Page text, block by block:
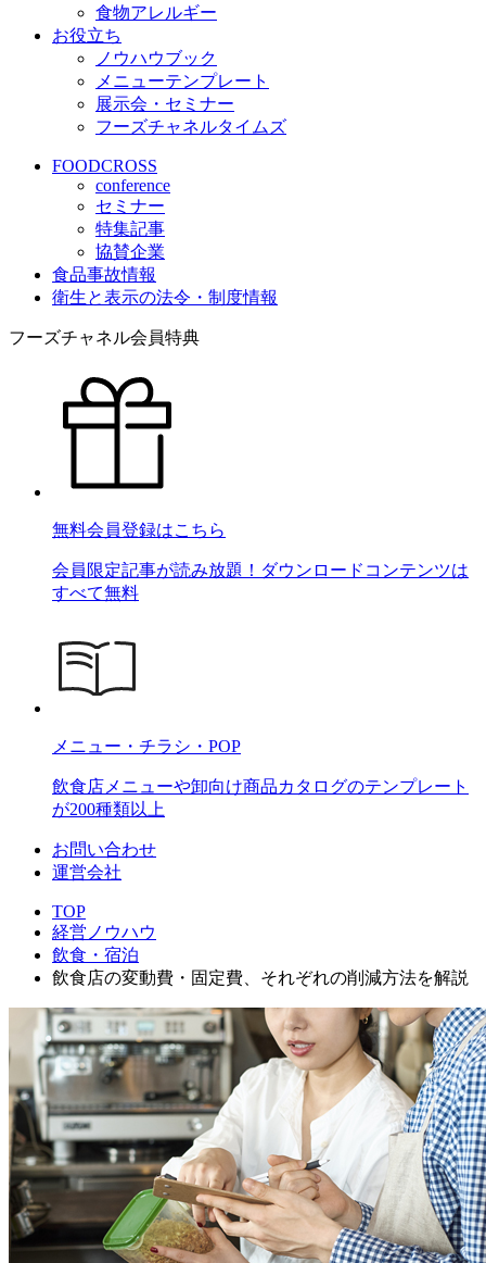
食物アレルギー
お役立ち
ノウハウブック
メニューテンプレート
展示会・セミナー
フーズチャネルタイムズ
FOODCROSS
conference
セミナー
特集記事
協賛企業
食品事故情報
衛生と表示の法令・制度情報
フーズチャネル会員特典
無料会員登録はこちら
会員限定記事が読み放題！ダウンロードコンテンツは
すべて無料
メニュー・チラシ・POP
飲食店メニューや卸向け商品カタログのテンプレート
が200種類以上
お問い合わせ
運営会社
TOP
経営ノウハウ
飲食・宿泊
飲食店の変動費・固定費、それぞれの削減方法を解説